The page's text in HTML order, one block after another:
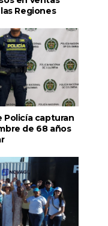
Regiones
Policía capturan
de 68 años